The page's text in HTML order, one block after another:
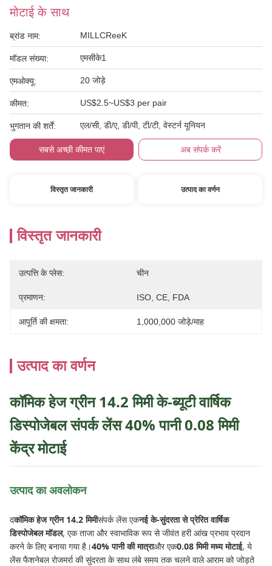
मोटाई के साथ
ब्रांड नाम: MILLCReeK
मॉडल संख्या: एमसीके1
एमओक्यू: 20 जोड़े
कीमत: US$2.5~US$3 per pair
भुगतान की शर्तें: एल/सी, डी/ए, डी/पी, टी/टी, वेस्टर्न यूनियन
सबसे अच्छी कीमत पाएं अब संपर्क करें
विस्तृत जानकारी उत्पाद का वर्णन
विस्तृत जानकारी
उत्पत्ति के प्लेस: चीन
प्रमाणन: ISO, CE, FDA
आपूर्ति की क्षमता: 1,000,000 जोड़े/माह
उत्पाद का वर्णन
कॉमिक हेज ग्रीन 14.2 मिमी के-ब्यूटी वार्षिक
डिस्पोजेबल संपर्क लेंस 40% पानी 0.08 मिमी
केंद्र मोटाई
उत्पाद का अवलोकन
दकॉमिक हेज ग्रीन 14.2 मिमीसंपर्क लेंस एकनई के-सुंदरता से प्रेरित वार्षिक
डिस्पोजेबल मॉडल, एक ताजा और स्वाभाविक रूप से जीवंत हरी आंख प्रभाव प्रदान
करने के लिए बनाया गया है।40% पानी की मात्राऔर एक0.08 मिमी मध्य मोटाई, ये
लेंस फैशनेबल रोजमर्रा की सुंदरता के साथ लंबे समय तक चलने वाले आराम को जोड़ते